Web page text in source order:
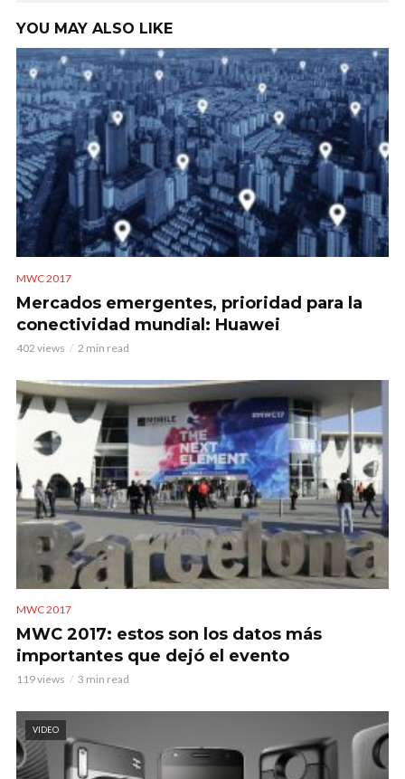
YOU MAY ALSO LIKE
MWC 2017
Mercados emergentes, prioridad para la
conectividad mundial: Huawei
402 views 2 min read
MWC 2017
MWC 2017: estos son los datos más
importantes que dejó el evento
119 views 3 min read
VIDEO